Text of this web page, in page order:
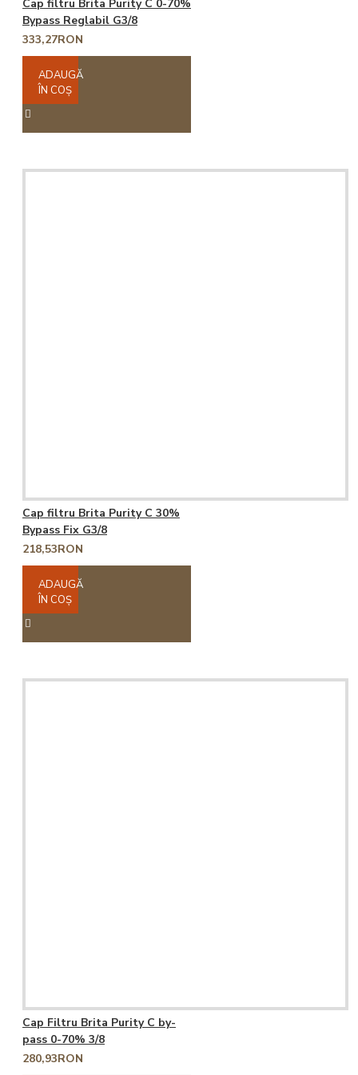
Cap filtru Brita Purity C 0-70%
Bypass Reglabil G3/8
333,27RON
ADAUGĂ
ÎN COŞ
Cap filtru Brita Purity C 30%
Bypass Fix G3/8
218,53RON
ADAUGĂ
ÎN COŞ
Cap Filtru Brita Purity C by-
pass 0-70% 3/8
280,93RON